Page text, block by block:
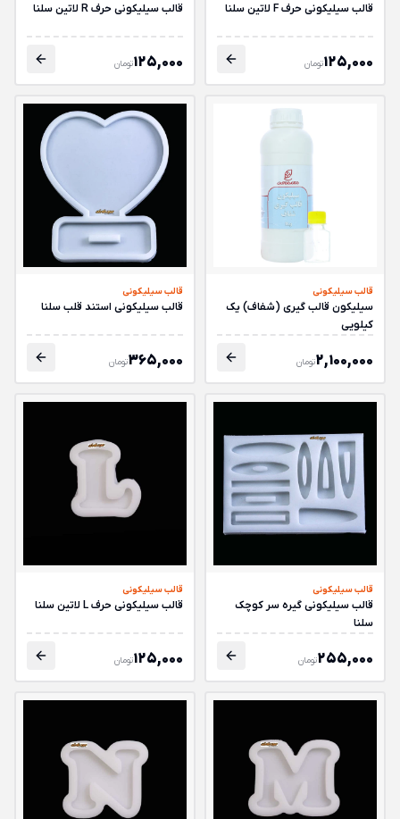
قالب سیلیکونی حرف F لاتین سلنا
125,000تومان
قالب سیلیکونی حرف R لاتین سلنا
125,000تومان
قالب سیلیکونی
سیلیکون قالب گیری (شفاف) یک
کیلویی
2,100,000تومان
قالب سیلیکونی
قالب سیلیکونی استند قلب سلنا
365,000تومان
قالب سیلیکونی
قالب سیلیکونی گیره سر کوچک
سلنا
255,000تومان
قالب سیلیکونی
قالب سیلیکونی حرف L لاتین سلنا
125,000تومان